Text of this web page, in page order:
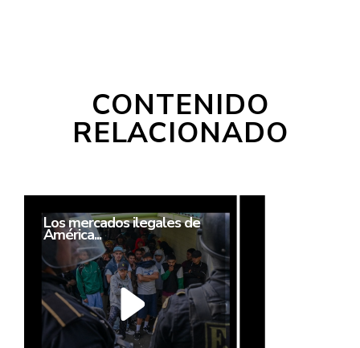
CONTENIDO
RELACIONADO
Los mercados ilegales de
América...